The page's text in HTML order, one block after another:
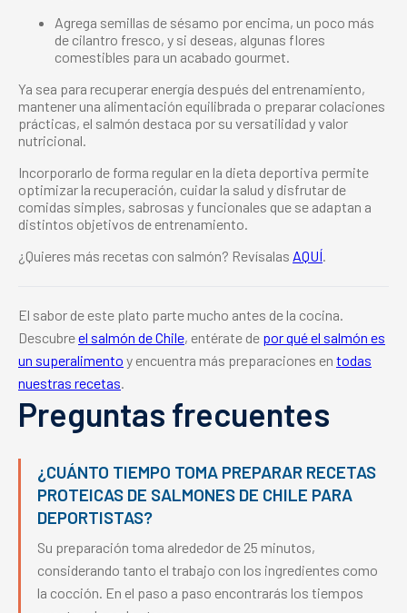
Agrega semillas de sésamo por encima, un poco más
de cilantro fresco, y si deseas, algunas flores
comestibles para un acabado gourmet.
Ya sea para recuperar energía después del entrenamiento,
mantener una alimentación equilibrada o preparar colaciones
prácticas, el salmón destaca por su versatilidad y valor
nutricional.
Incorporarlo de forma regular en la dieta deportiva permite
optimizar la recuperación, cuidar la salud y disfrutar de
comidas simples, sabrosas y funcionales que se adaptan a
distintos objetivos de entrenamiento.
¿Quieres más recetas con salmón? Revísalas AQUÍ
El sabor de este plato parte mucho antes de la cocina.
Descubreel salmón de Chile, entérate de por qué el salmón es
un superalimento y encuentra más preparaciones en todas
nuestras recetas
Preguntas frecuentes
¿CUÁNTO TIEMPO TOMA PREPARAR RECETAS
PROTEICAS DE SALMONES DE CHILE PARA
DEPORTISTAS?
Su preparación toma alrededor de 25 minutos,
considerando tanto el trabajo con los ingredientes como
la cocción. En el paso a paso encontrarás los tiempos